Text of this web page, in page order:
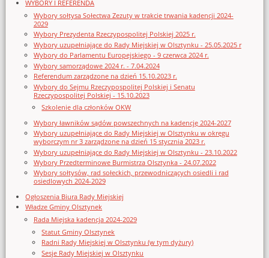
WYBORY I REFERENDA
Wybory sołtysa Sołectwa Zezuty w trakcie trwania kadencji 2024-
2029
Wybory Prezydenta Rzeczypospolitej Polskiej 2025 r.
Wybory uzupełniające do Rady Miejskiej w Olsztynku - 25.05.2025 r
Wybory do Parlamentu Europejskiego - 9 czerwca 2024 r.
Wybory samorządowe 2024 r. - 7.04.2024
Referendum zarządzone na dzień 15.10.2023 r.
Wybory do Sejmu Rzeczypospolitej Polskiej i Senatu
Rzeczypospolitej Polskiej - 15.10.2023
Szkolenie dla członków OKW
Wybory ławników sądów powszechnych na kadencję 2024-2027
Wybory uzupełniające do Rady Miejskiej w Olsztynku w okręgu
wyborczym nr 3 zarządzone na dzień 15 stycznia 2023 r.
Wybory uzupełniające do Rady Miejskiej w Olsztynku - 23.10.2022
Wybory Przedterminowe Burmistrza Olsztynka - 24.07.2022
Wybory sołtysów, rad sołeckich, przewodniczących osiedli i rad
osiedlowych 2024-2029
Ogłoszenia Biura Rady Miejskiej
Władze Gminy Olsztynek
Rada Miejska kadencja 2024-2029
Statut Gminy Olsztynek
Radni Rady Miejskiej w Olsztynku (w tym dyżury)
Sesje Rady Miejskiej w Olsztynku